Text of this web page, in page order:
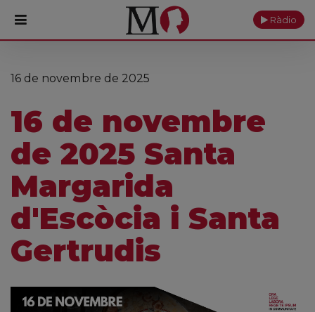
PORTADA
Fundació
Visita'ns
Reserves
Ràdio
16 de novembre de 2025
16 de novembre
de 2025 Santa
Margarida
d'Escòcia i Santa
Gertrudis